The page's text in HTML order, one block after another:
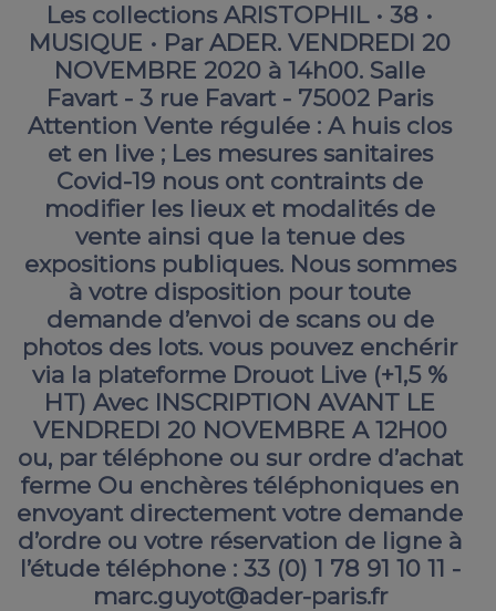
Les collections ARISTOPHIL • 38 •
MUSIQUE • Par ADER. VENDREDI 20
NOVEMBRE 2020 à 14h00. Salle
Favart - 3 rue Favart - 75002 Paris
Attention Vente régulée : A huis clos
et en live ; Les mesures sanitaires
Covid-19 nous ont contraints de
modifier les lieux et modalités de
vente ainsi que la tenue des
expositions publiques. Nous sommes
à votre disposition pour toute
demande d’envoi de scans ou de
photos des lots. vous pouvez enchérir
via la plateforme Drouot Live (+1,5 %
HT) Avec INSCRIPTION AVANT LE
VENDREDI 20 NOVEMBRE A 12H00
ou, par téléphone ou sur ordre d’achat
ferme Ou enchères téléphoniques en
envoyant directement votre demande
d’ordre ou votre réservation de ligne à
l’étude téléphone : 33 (0) 1 78 91 10 11 -
marc.guyot@ader-paris.fr